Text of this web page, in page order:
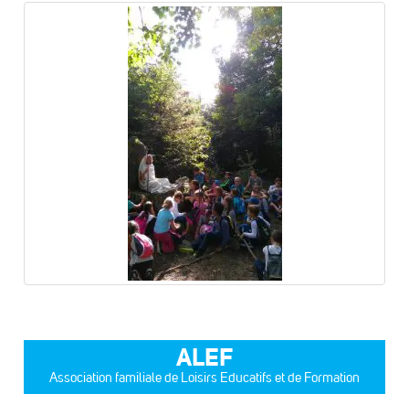
ALEF
Association familiale de Loisirs Educatifs et de Formation